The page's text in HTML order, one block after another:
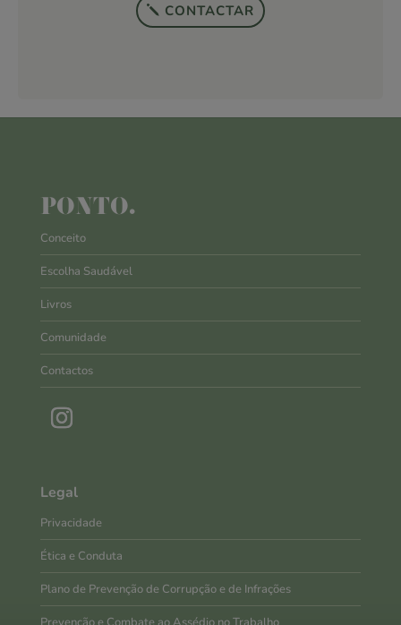
CONTACTAR
PONTO.
Conceito
Escolha Saudável
Livros
Comunidade
Contactos
Legal
Privacidade
Ética e Conduta
Plano de Prevenção de Corrupção e de Infrações